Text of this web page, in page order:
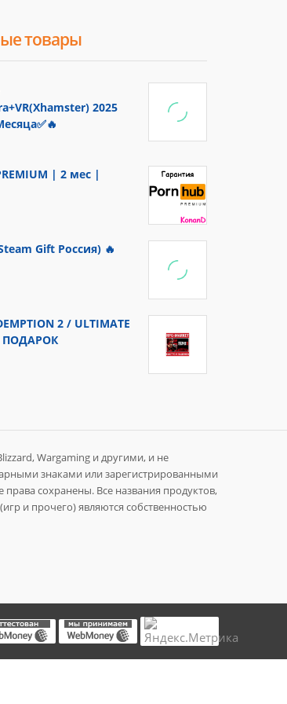
товары
2025
| 2 мес |
Gift Россия) 🔥
2 / ULTIMATE
ПОДАРОК
Wargaming и другими, и не
знаками или зарегистрированными
сохранены. Все названия продуктов,
и прочего) являются собственностью